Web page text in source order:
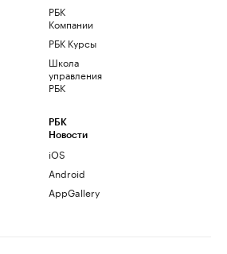
РБК
Компании
РБК Курсы
Школа
управления
РБК
РБК
Новости
iOS
Android
AppGallery